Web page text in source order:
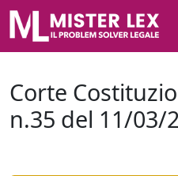
Corte
n.35 del 11/03/